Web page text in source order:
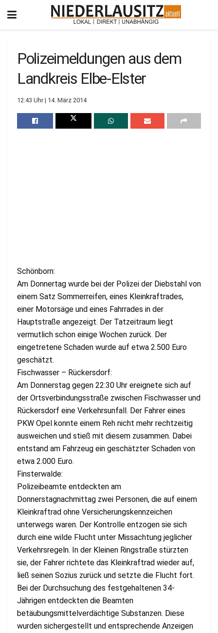
Polizeimeldungen aus dem
Landkreis Elbe-Elster
12:43 Uhr | 14. März 2014
Schönborn:
Am Donnertag wurde bei der Polizei der Diebstahl von
einem Satz Sommerreifen, eines Kleinkraftrades,
einer Motorsäge und eines Fahrrades in der
Hauptstraße angezeigt. Der Tatzeitraum liegt
vermutlich schon einige Wochen zurück. Der
eingetretene Schaden wurde auf etwa 2.500 Euro
geschätzt.
Fischwasser – Rückersdorf:
Am Donnerstag gegen 22:30 Uhr ereignete sich auf
der Ortsverbindungsstraße zwischen Fischwasser und
Rückersdorf eine Verkehrsunfall. Der Fahrer eines
PKW Opel konnte einem Reh nicht mehr rechtzeitig
ausweichen und stieß mit diesem zusammen. Dabei
entstand am Fahrzeug ein geschätzter Schaden von
etwa 2.000 Euro.
Finsterwalde:
Polizeibeamte entdeckten am
Donnerstagnachmittag zwei Personen, die auf einem
Kleinkraftrad ohne Versicherungskennzeichen
unterwegs waren. Der Kontrolle entzogen sie sich
durch eine wilde Flucht unter Missachtung jeglicher
Verkehrsregeln. In der Kleinen Ringstraße stürzten
sie, der Fahrer richtete das Kleinkraftrad wieder auf,
ließ seinen Sozius zurück und setzte die Flucht fort.
Bei der Durchsuchung des festgehaltenen 34-
Jährigen entdeckten die Beamten
betäubungsmittelverdächtige Substanzen. Diese
wurden sichergestellt und entsprechende Anzeigen